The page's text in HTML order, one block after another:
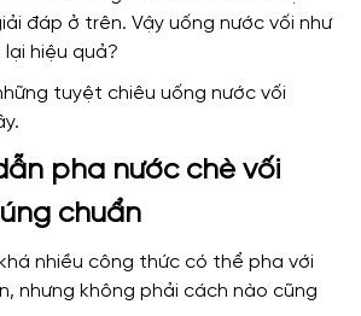
đáp ở trên. Vậy uống nước vối như
hiệu quả?
tuyệt chiêu uống nước vối
pha nước chè vối
chuẩn
nhiều công thức có thể pha với
nhưng không phải cách nào cũng